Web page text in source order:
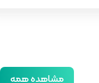
مشاهده همه